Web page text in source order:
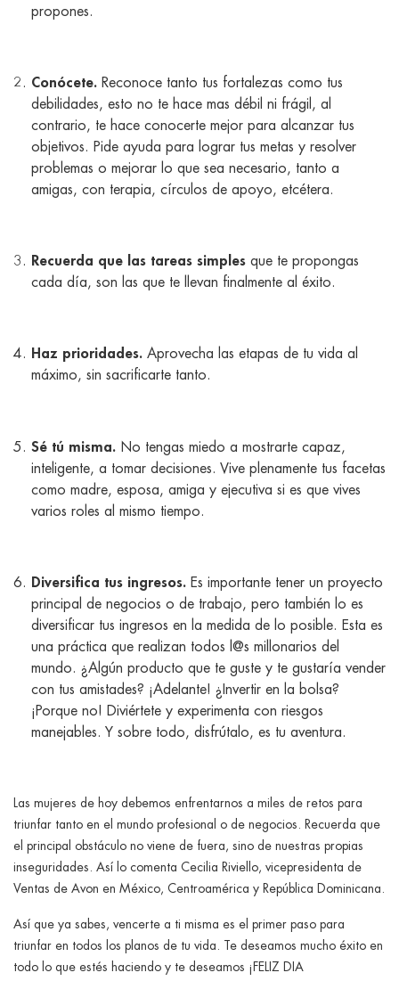
propones.
Conócete. Reconoce tanto tus fortalezas como tus
debilidades, esto no te hace mas débil ni frágil, al
contrario, te hace conocerte mejor para alcanzar tus
objetivos. Pide ayuda para lograr tus metas y resolver
problemas o mejorar lo que sea necesario, tanto a
amigas, con terapia, círculos de apoyo, etcétera.
Recuerda que las tareas simples que te propongas
cada día, son las que te llevan finalmente al éxito.
Haz prioridades. Aprovecha las etapas de tu vida al
máximo, sin sacrificarte tanto.
Sé tú misma. No tengas miedo a mostrarte capaz,
inteligente, a tomar decisiones. Vive plenamente tus facetas
como madre, esposa, amiga y ejecutiva si es que vives
varios roles al mismo tiempo.
Diversifica tus ingresos. Es importante tener un proyecto
principal de negocios o de trabajo, pero también lo es
diversificar tus ingresos en la medida de lo posible. Esta es
una práctica que realizan todos l@s millonarios del
mundo. ¿Algún producto que te guste y te gustaría vender
con tus amistades? ¡Adelante! ¿Invertir en la bolsa?
¡Porque no! Diviértete y experimenta con riesgos
manejables. Y sobre todo, disfrútalo, es tu aventura.
Las mujeres de hoy debemos enfrentarnos a miles de retos para
triunfar tanto en el mundo profesional o de negocios. Recuerda que
el principal obstáculo no viene de fuera, sino de nuestras propias
inseguridades. Así lo comenta Cecilia Riviello, vicepresidenta de
Ventas de Avon en México, Centroamérica y República Dominicana.
Así que ya sabes, vencerte a ti misma es el primer paso para
triunfar en todos los planos de tu vida. Te deseamos mucho éxito en
todo lo que estés haciendo y te deseamos ¡FELIZ DIA